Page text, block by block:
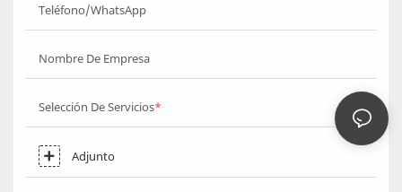
Teléfono/WhatsApp
Nombre De Empresa
Selección De Servicios
Adjunto